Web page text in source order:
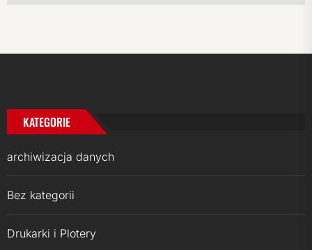
KATEGORIE
archiwizacja danych
Bez kategorii
Drukarki i Plotery